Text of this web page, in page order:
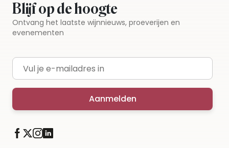
Blijf op de hoogte
Ontvang het laatste wijnnieuws, proeverijen en
evenementen
E-mailadres
Aanmelden